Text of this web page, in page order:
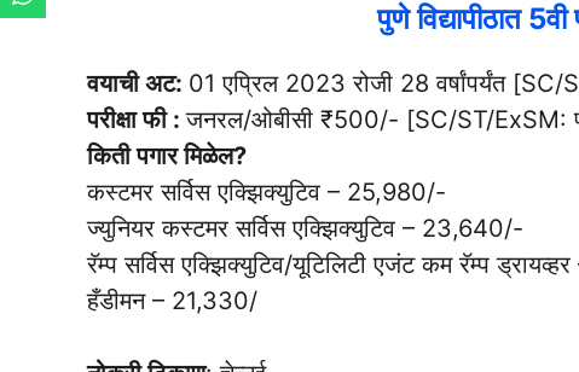
पुणे विद्यापीठात
वयाची अट: 01 एप्रिल 2023 रोजी 28 वर्षांपर्यंत
परीक्षा फी :जनरल/ओबीसी ₹500/- [SC/ST/ExSM:
किती पगार मिळेल?
कस्टमर सर्विस एक्झिक्युटिव – 25,980/-
ज्युनियर कस्टमर सर्विस एक्झिक्युटिव – 23,640/-
रॅम्प सर्विस एक्झिक्युटिव/यूटिलिटी एजंट कम रॅम्प
हँडीमन – 21,330/